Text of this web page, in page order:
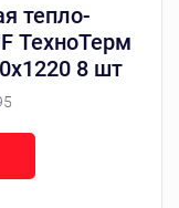
тепло-
ТехноТерм
8 шт